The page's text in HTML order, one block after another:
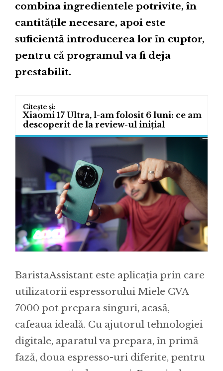
combina ingredientele potrivite, în
cantitățile necesare, apoi este
suficientă introducerea lor în cuptor,
pentru că programul va fi deja
prestabilit.
Xiaomi 17 Ultra, l-am folosit 6 luni: ce am
descoperit de la review-ul inițial
BaristaAssistant este aplicația prin care
utilizatorii espressorului Miele CVA
7000 pot prepara singuri, acasă,
cafeaua ideală. Cu ajutorul tehnologiei
digitale, aparatul va prepara, în primă
fază, doua espresso-uri diferite, pentru